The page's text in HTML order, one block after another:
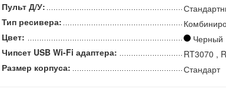
Пульт Д/У:
Тип ресивера:
Цвет:
Черный
Чипсет USB Wi-Fi адаптера:
RT3070 ,
Размер корпуса:
Стандарт